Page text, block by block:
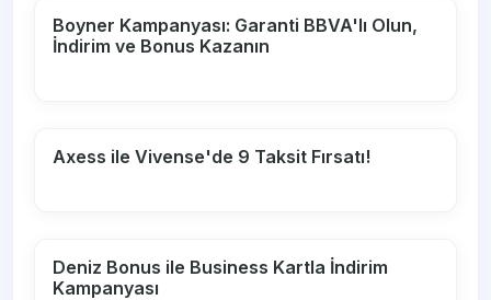
Boyner Kampanyası: Garanti BBVA'lı Olun,
İndirim ve Bonus Kazanın
Axess ile Vivense'de 9 Taksit Fırsatı!
Deniz Bonus ile Business Kartla İndirim
Kampanyası